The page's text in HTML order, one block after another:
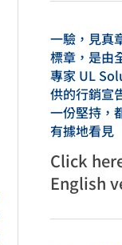
一驗，見真
標章，是由
專家 UL
供的行銷宣
一份堅持，
有據地看見
Click
English